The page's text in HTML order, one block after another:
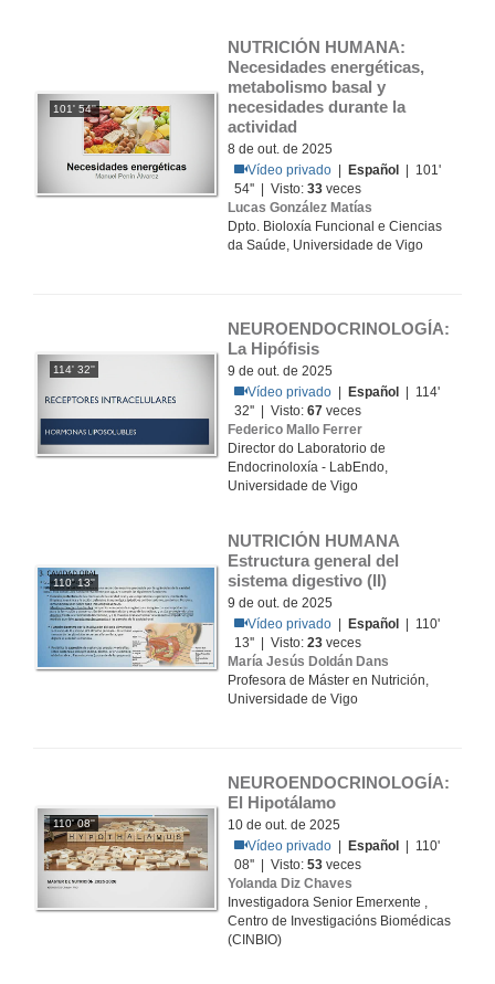
101' 54''
NUTRICIÓN HUMANA:
Necesidades energéticas,
metabolismo basal y
necesidades durante la
actividad
8 de out. de 2025
Vídeo privado
Español
| 101'
54'' | Visto:33 veces
Lucas González Matías
Dpto. Bioloxía Funcional e Ciencias
da Saúde, Universidade de Vigo
114' 32''
NEUROENDOCRINOLOGÍA:
La Hipófisis
9 de out. de 2025
Vídeo privado
Español
| 114'
32'' | Visto:67 veces
Federico Mallo Ferrer
Director do Laboratorio de
Endocrinoloxía - LabEndo,
Universidade de Vigo
110' 13''
NUTRICIÓN HUMANA
Estructura general del
sistema digestivo (II)
9 de out. de 2025
Vídeo privado
Español
| 110'
13'' | Visto:23 veces
María Jesús Doldán Dans
Profesora de Máster en Nutrición,
Universidade de Vigo
110' 08''
NEUROENDOCRINOLOGÍA:
El Hipotálamo
10 de out. de 2025
Vídeo privado
Español
| 110'
08'' | Visto:53 veces
Yolanda Diz Chaves
Investigadora Senior Emerxente ,
Centro de Investigacións Biomédicas
(CINBIO)